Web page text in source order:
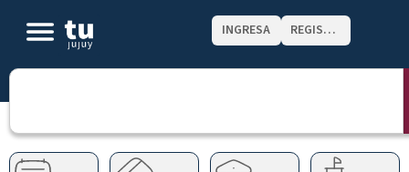
INGRESA REGISTRATE